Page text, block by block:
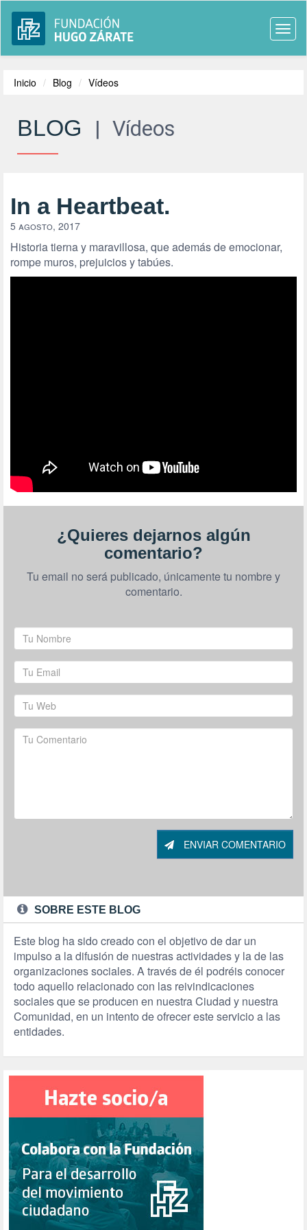
Inicio Blog Vídeos
BLOG | Vídeos
In a Heartbeat.
5 agosto, 2017
Historia tierna y maravillosa, que además de emocionar,
rompe muros, prejuicios y tabúes.
¿Quieres dejarnos algún
comentario?
Tu email no será publicado, únicamente tu nombre y
comentario.
ENVIAR COMENTARIO
SOBRE ESTE BLOG
Este blog ha sido creado con el objetivo de dar un
impulso a la difusión de nuestras actividades y la de las
organizaciones sociales. A través de él podréis conocer
todo aquello relacionado con las reivindicaciones
sociales que se producen en nuestra Ciudad y nuestra
Comunidad, en un intento de ofrecer este servicio a las
entidades.